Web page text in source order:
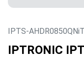
IPTS-
IPTRONIC